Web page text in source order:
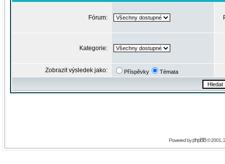
Fórum:
Kategorie:
Zobrazit výsledek jako: Příspěvky Témata
Powered byphpBB© 2001,